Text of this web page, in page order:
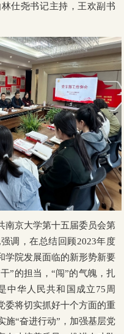
仕尧书记主持，王欢副书
南京大学第十五届委员会第
调，在总结回顾2023年度
学院发展面临的新形势新要
”的担当，“闯”的气魄，扎
中华人民共和国成立75周
委将切实抓好十个方面的重
施“奋进行动”，加强基层党